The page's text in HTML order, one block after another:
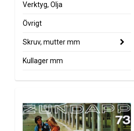
Verktyg, Olja
Övrigt
Skruv, mutter mm
Kullager mm